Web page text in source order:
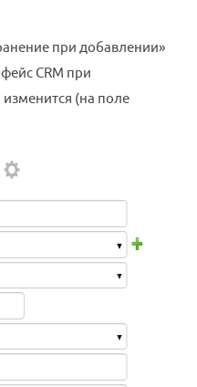
при добавлении»
CRM при
(на поле